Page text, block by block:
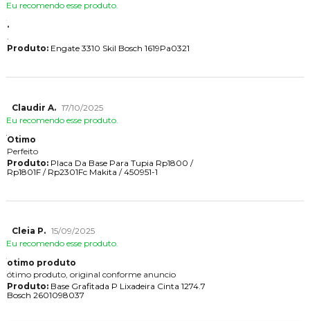
Eu recomendo esse produto.
.
.
Produto:Engate 3310 Skil Bosch 1619Pa0321
Claudir A. 17/10/2025
Eu recomendo esse produto.
Otimo
Perfeito
Produto:Placa Da Base Para Tupia Rp1800 /
Rp1801F / Rp2301Fc Makita / 450951-1
Cleia P. 15/09/2025
Eu recomendo esse produto.
otimo produto
ótimo produto, original conforme anuncio
Produto:Base Grafitada P Lixadeira Cinta 1274.7
Bosch 2601098037